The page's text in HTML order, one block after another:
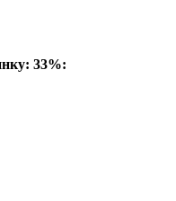
33%: